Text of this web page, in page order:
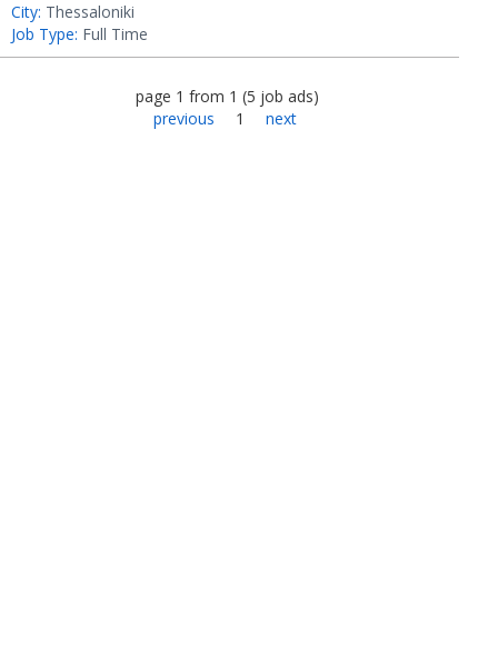
City: Thessaloniki
Job Type: Full Time
page 1 from 1 (5 job ads)
previous
1 next